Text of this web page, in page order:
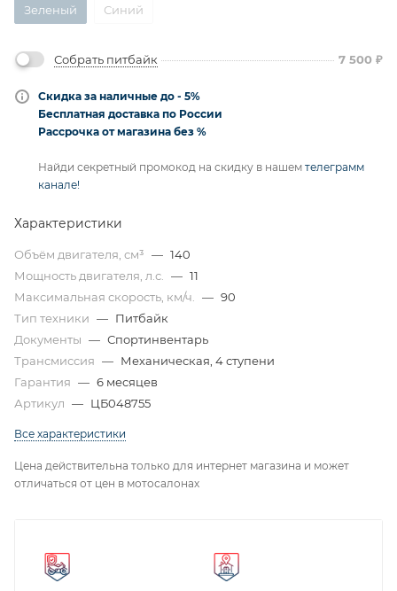
Зеленый
Синий
Собрать питбайк 7 500 ₽
Скидка за наличные до - 5%
Бесплатная доставка по России
Рассрочка от магазина без %
Найди секретный промокод на скидку в нашем телеграмм
канале!
Характеристики
Объём двигателя, см³ — 140
Мощность двигателя, л.с.
— 11
Максимальная скорость, км/ч.
— 90
Тип техники — Питбайк
Документы — Спортинвентарь
Трансмиссия — Механическая, 4 ступени
Гарантия — 6 месяцев
Артикул — ЦБ048755
Все характеристики
Цена действительна только для интернет магазина и может
отличаться от цен в мотосалонах